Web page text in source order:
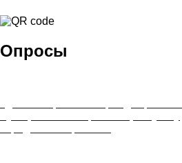
Опросы